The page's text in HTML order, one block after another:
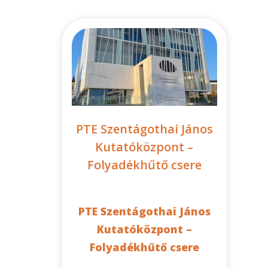
PTE Szentágothai János
Kutatóközpont –
Folyadékhűtő csere
PTE Szentágothai János
Kutatóközpont –
Folyadékhűtő csere